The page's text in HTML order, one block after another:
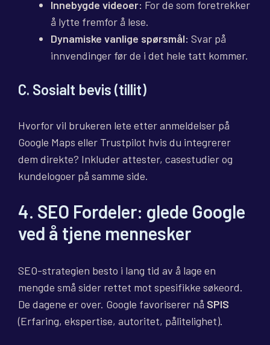
Innebygde videoer: For de som foretrekker
å lytte fremfor å lese.
Dynamiske vanlige spørsmål: Svar på
innvendinger før de i det hele tatt kommer.
C. Sosialt bevis (tillit)
Hvorfor vil brukeren lete etter anmeldelser på
Google Maps eller Trustpilot hvis du integrerer
dem direkte? Inkluder attester, casestudier og
kundelogoer på samme side.
4. SEO Fordeler: glede Google
ved å tjene mennesker
SEO-strategien besto i lang tid av å lage en
mengde små sider rettet mot spesifikke søkeord.
De dagene er over. Google favoriserer nå SPIS
(Erfaring, ekspertise, autoritet, pålitelighet).